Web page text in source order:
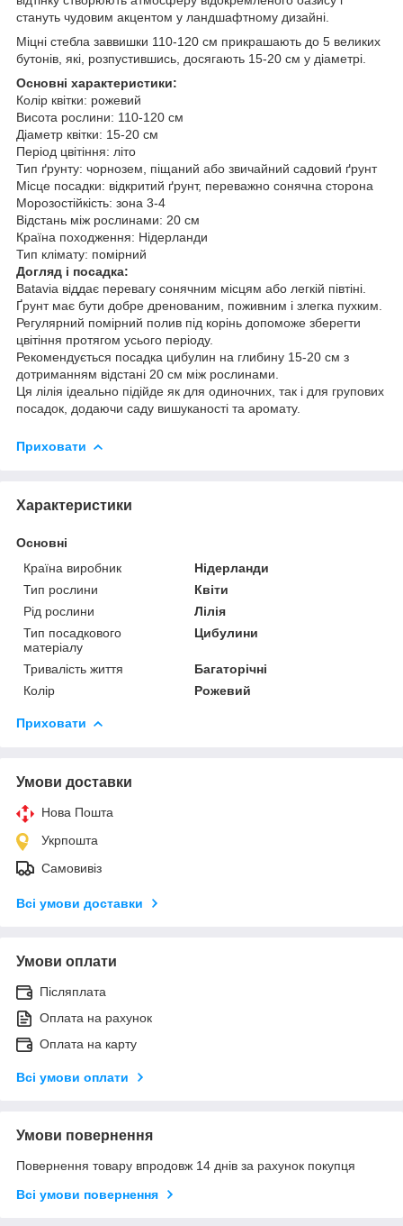
стануть чудовим акцентом у ландшафтному дизайні.
Міцні стебла заввишки 110-120 см прикрашають до 5 великих
бутонів, які, розпустившись, досягають 15-20 см у діаметрі.
Основні характеристики:
Колір квітки: рожевий
Висота рослини: 110-120 см
Діаметр квітки: 15-20 см
Період цвітіння: літо
Тип ґрунту: чорнозем, піщаний або звичайний садовий ґрунт
Місце посадки: відкритий ґрунт, переважно сонячна сторона
Морозостійкість: зона 3-4
Відстань між рослинами: 20 см
Країна походження: Нідерланди
Тип клімату: помірний
Догляд і посадка:
Batavia віддає перевагу сонячним місцям або легкій півтіні.
Ґрунт має бути добре дренованим, поживним і злегка пухким.
Регулярний помірний полив під корінь допоможе зберегти
цвітіння протягом усього періоду.
Рекомендується посадка цибулин на глибину 15-20 см з
дотриманням відстані 20 см між рослинами.
Ця лілія ідеально підійде як для одиночних, так і для групових
посадок, додаючи саду вишуканості та аромату.
Приховати
Характеристики
Основні
Країна виробник
Нідерланди
Тип рослини
Квіти
Рід рослини
Лілія
Тип посадкового
матеріалу
Цибулини
Тривалість життя
Багаторічні
Колір
Рожевий
Приховати
Умови доставки
Нова Пошта
Укрпошта
Самовивіз
Всі умови доставки
Умови оплати
Післяплата
Оплата на рахунок
Оплата на карту
Всі умови оплати
Умови повернення
Повернення товару впродовж 14 днів за рахунок покупця
Всі умови повернення